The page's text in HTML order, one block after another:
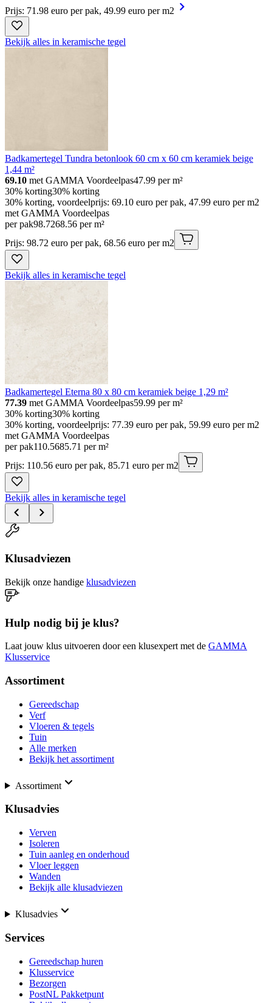
Prijs: 71.98 euro per pak, 49.99 euro per m2
Bekijk alles in keramische tegel
Badkamertegel Tundra betonlook 60 cm x 60 cm keramiek beige
1,44 m²
69.10 met GAMMA Voordeelpas47.99 per m²
30% korting30% korting
30% korting, voordeelprijs: 69.10 euro per pak, 47.99 euro per m2
met GAMMA Voordeelpas
per pak98.7268.56 per m²
Prijs: 98.72 euro per pak, 68.56 euro per m2
Bekijk alles in keramische tegel
Badkamertegel Eterna 80 x 80 cm keramiek beige 1,29 m²
77.39 met GAMMA Voordeelpas59.99 per m²
30% korting30% korting
30% korting, voordeelprijs: 77.39 euro per pak, 59.99 euro per m2
met GAMMA Voordeelpas
per pak110.5685.71 per m²
Prijs: 110.56 euro per pak, 85.71 euro per m2
Bekijk alles in keramische tegel
Klusadviezen
Bekijk onze handige klusadviezen
Hulp nodig bij je klus?
Laat jouw klus uitvoeren door een klusexpert met de GAMMA
Klusservice
Assortiment
Gereedschap
Verf
Vloeren & tegels
Tuin
Alle merken
Bekijk het assortiment
Assortiment
Klusadvies
Verven
Isoleren
Tuin aanleg en onderhoud
Vloer leggen
Wanden
Bekijk alle klusadviezen
Klusadvies
Services
Gereedschap huren
Klusservice
Bezorgen
PostNL Pakketpunt